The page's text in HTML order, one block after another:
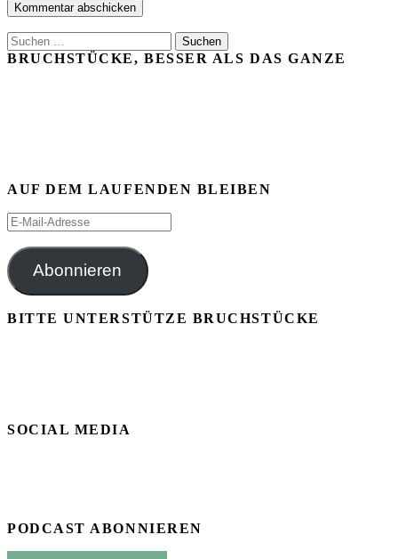
Suchen
nach:
BRUCHSTÜCKE, BESSER ALS DAS GANZE
AUF DEM LAUFENDEN BLEIBEN
E-
Adresse
Abonnieren
BITTE UNTERSTÜTZE BRUCHSTÜCKE
SOCIAL MEDIA
PODCAST ABONNIEREN